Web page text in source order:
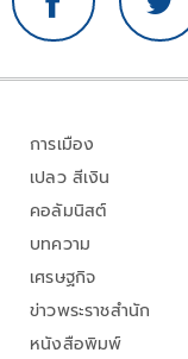
การเมือง
เปลว สีเงิน
คอลัมนิสต์
บทความ
เศรษฐกิจ
ข่าวพระราชสำนัก
หนังสือพิมพ์